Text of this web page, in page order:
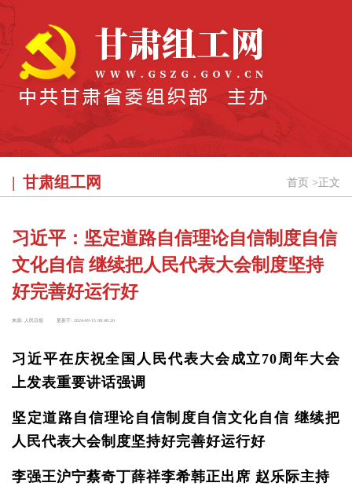
甘肃组工网 首页 > 正文
习近平：坚定道路自信理论自信制度自信
文化自信 继续把人民代表大会制度坚持
好完善好运行好
来源: 人民日报 更新于: 2024-09-15 08:40:20
习近平在庆祝全国人民代表大会成立70周年大会
上发表重要讲话强调
坚定道路自信理论自信制度自信文化自信 继续把
人民代表大会制度坚持好完善好运行好
李强王沪宁蔡奇丁薛祥李希韩正出席 赵乐际主持